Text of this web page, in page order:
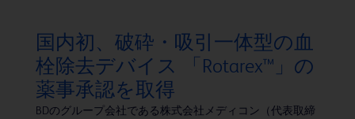
国内初、破砕・吸引一体型の血
栓除去デバイス 「Rotarex™」の
薬事承認を取得
BDのグループ会社である株式会社メディコン（代表取締